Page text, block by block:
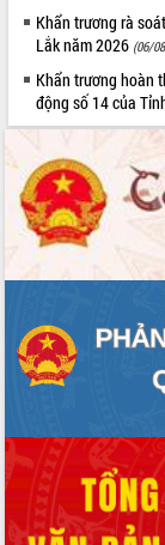
Quyết liệt tháo gỡ
nhanh tiến độ các dự
trong Khu kinh tế Nam
Hòn Yến phát triển du
tồn biển
Đắk Lắk thời kỳ 2021-
đến năm 2050
Phát động chiến dịch
giải phóng mặt bằng
ven biển
kinh tế từ 10% trở lên
II/2026
Đắk Lắk ký kết thỏa
chuyển đổi số giai
Việt Nam
Thứ trưởng Bộ Y tế
Đắk Lắk về phát triển
cho trạm y tế cấp xã
Khẩn trương rà
Lắk năm 2026 (06/
Khẩn trương hoàn
động số 14 của